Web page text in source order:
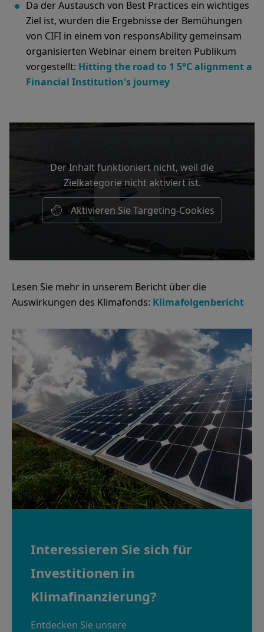
Da der Austausch von Best Practices ein wichtiges
Ziel ist, wurden die Ergebnisse der Bemühungen
von CIFI in einem von responsAbility gemeinsam
organisierten Webinar einem breiten Publikum
vorgestellt: Hitting the road to 1 5°C alignment a
Financial Institution's journey
Der Inhalt funktioniert nicht, weil die
Zielkategorie nicht aktiviert ist.
Aktivieren Sie Targeting-Cookies
Lesen Sie mehr in unserem Bericht über die
Auswirkungen des Klimafonds: Klimafolgenbericht
Interessieren Sie sich für
Investitionen in
Klimafinanzierung?
Entdecken Sie unsere